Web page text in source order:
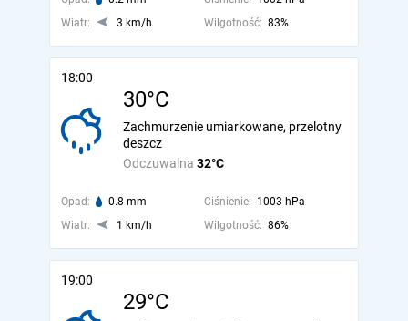
Wiatr:
3 km/h Wilgotność: 83%
18:00
30°C
Odczuwalna 32°C
Zachmurzenie umiarkowane, przelotny
deszcz
Opad: 0.8 mm Ciśnienie: 1003 hPa
Wiatr:
1 km/h Wilgotność: 86%
19:00
29°C